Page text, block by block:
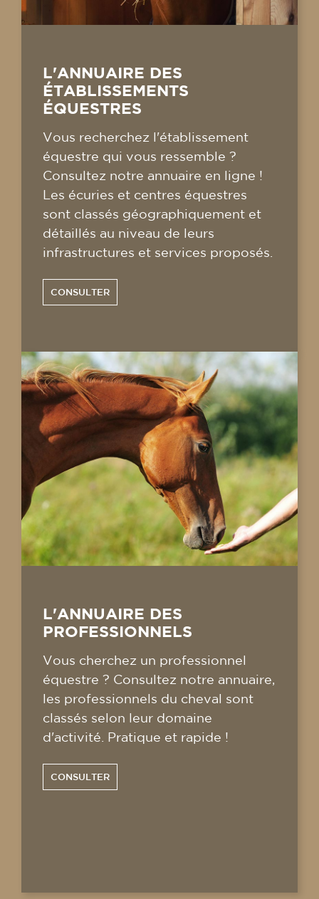
L'ANNUAIRE DES
ÉTABLISSEMENTS
ÉQUESTRES
Vous recherchez l'établissement
équestre qui vous ressemble ?
Consultez notre annuaire en ligne !
Les écuries et centres équestres
sont classés géographiquement et
détaillés au niveau de leurs
infrastructures et services proposés.
CONSULTER
L'ANNUAIRE DES
PROFESSIONNELS
Vous cherchez un professionnel
équestre ? Consultez notre annuaire,
les professionnels du cheval sont
classés selon leur domaine
d'activité. Pratique et rapide !
CONSULTER